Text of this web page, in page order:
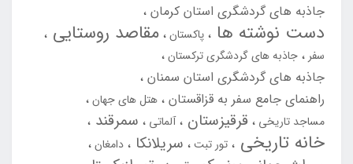
جاذبه های گردشگری استان کرمان
دست نوشته ها پاکستان مقاصد روستایی
سفر جاذبه های گردشگری ترکستان
جاذبه های گردشگری استان سمنان
راهنمای جامع سفر به قزاقستان
هتل های جهان
مساجد تاریخی
قرقیزستان آلماتی سمرقند
خانه تاریخی تور تبت سریلانکا دامغان